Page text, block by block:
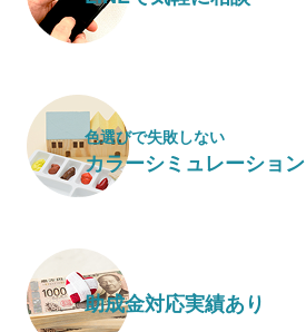
色選びで失敗しない
カラーシミュレーション
助成金対応実績あり